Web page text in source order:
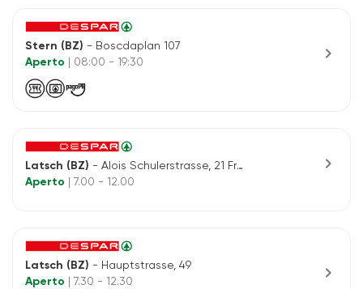
Stern (BZ) - Boscdaplan 107
Aperto
| 08:00 - 19:30 chevron_right
Latsch (BZ) - Alois Schulerstrasse, 21 Fraz. Tarsch
Aperto
| 7.00 - 12.00
chevron_right
Latsch (BZ) - Hauptstrasse, 49
Aperto
| 7.30 - 12.30 chevron_right